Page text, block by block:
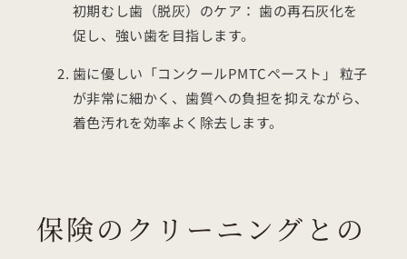
初期むし歯（脱灰）のケア： 歯の再石灰化を
促し、強い歯を目指します。
歯に優しい「コンクールPMTCペースト」 粒子
が非常に細かく、歯質への負担を抑えながら、
着色汚れを効率よく除去します。
保険のクリーニングとの